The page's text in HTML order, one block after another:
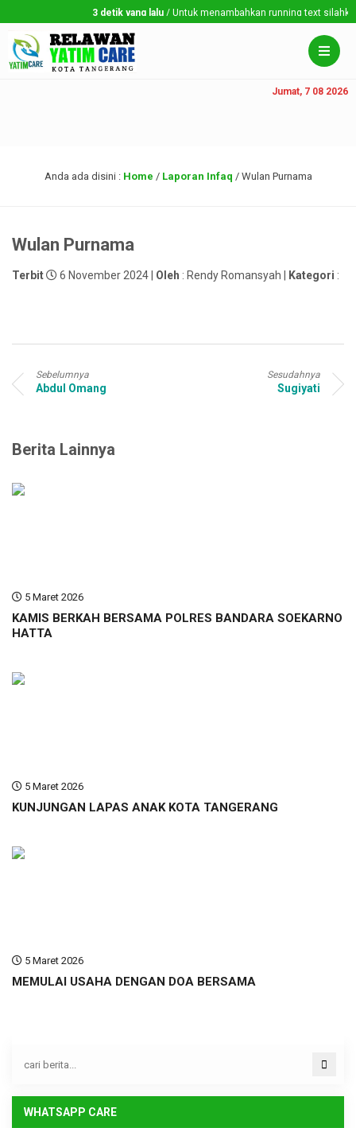
3 detik yang lalu/ Untuk menambahkan running text silahkan
Jumat, 7 08 2026
Anda ada disini : Home / Laporan Infaq / Wulan Purnama
Wulan Purnama
Terbit 6 November 2024 | Oleh : Rendy Romansyah | Kategori :
Sebelumnya
Abdul Omang
Sesudahnya
Sugiyati
Berita Lainnya
5 Maret 2026
KAMIS BERKAH BERSAMA POLRES BANDARA SOEKARNO
HATTA
5 Maret 2026
KUNJUNGAN LAPAS ANAK KOTA TANGERANG
5 Maret 2026
MEMULAI USAHA DENGAN DOA BERSAMA
WHATSAPP CARE